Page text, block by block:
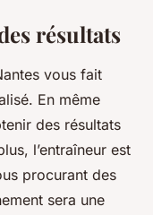
résultats
vous fait
En même
des résultats
l’entraîneur est
procurant des
sera une